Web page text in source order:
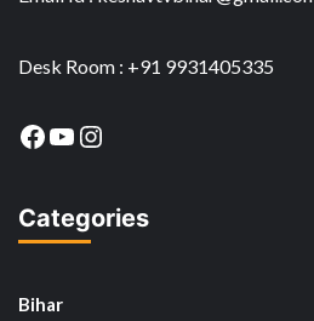
Desk Room : +91 9931405335
Facebook
YouTube
Instagram
Categories
Bihar